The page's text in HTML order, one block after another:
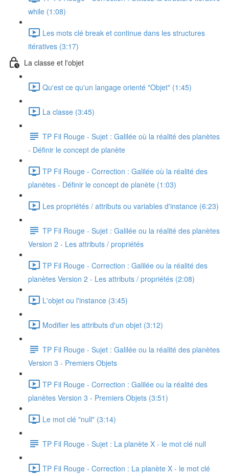
while (1:08)
Les mots clé break et continue dans les structures
itératives (3:17)
La classe et l'objet
Qu'est ce qu'un langage orienté "Objet" (1:45)
La classe (3:45)
TP Fil Rouge - Sujet : Galilée où la réalité des planètes
- Définir le concept de planète
TP Fil Rouge - Correction : Galilée où la réalité des
planètes - Définir le concept de planète (1:03)
Les propriétés / attributs ou variables d'instance (6:23)
TP Fil Rouge - Sujet : Galilée ou la réalité des planètes
Version 2 - Les attributs / propriétés
TP Fil Rouge - Correction : Galilée ou la réalité des
planètes Version 2 - Les attributs / propriétés (2:08)
L'objet ou l'instance (3:45)
Modifier les attributs d'un objet (3:12)
TP Fil Rouge - Sujet : Galilée ou la réalité des planètes
Version 3 - Premiers Objets
TP Fil Rouge - Correction : Galilée ou la réalité des
planètes Version 3 - Premiers Objets (3:51)
Le mot clé "null" (3:14)
TP Fil Rouge - Sujet : La planète X - le mot clé null
TP Fil Rouge - Correction : La planète X - le mot clé